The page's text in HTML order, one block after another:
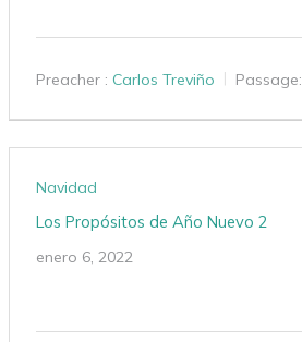
Preacher : Carlos Treviño Passage:
Navidad
Los Propósitos de Año Nuevo 2
enero 6, 2022